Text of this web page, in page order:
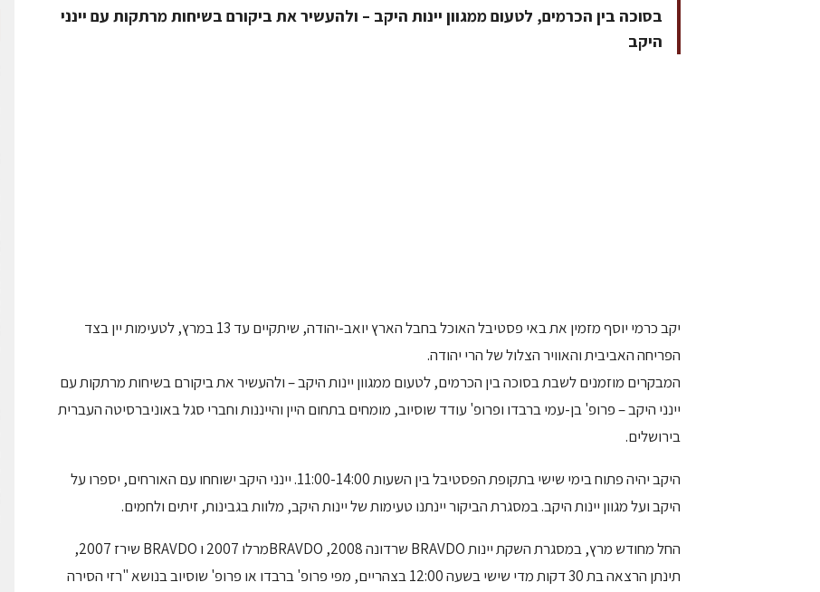
בסוכה בין הכרמים, לטעום ממגוון יינות היקב – ולהעשיר את ביקורם בשיחות מרתקות עם יינני
היקב
יקב כרמי יוסף מזמין את באי פסטיבל האוכל בחבל הארץ יואב-יהודה, שיתקיים עד
13 במרץ, לטעימות יין בצד
הפריחה האביבית והאוויר הצלול של הרי יהודה.
המבקרים מוזמנים לשבת בסוכה בין הכרמים, לטעום ממגוון יינות היקב – ולהעשיר את ביקורם בשיחות מרתקות עם
יינני היקב – פרופ' בן-עמי ברבדו ופרופ' עודד שוסיוב, מומחים בתחום היין והייננות וחברי סגל באוניברסיטה העברית
בירושלים.
היקב יהיה פתוח בימי שישי בתקופת הפסטיבל בין השעות 11:00-14:00. יינני היקב ישוחחו עם האורחים, יספרו על
היקב ועל מגוון יינות היקב. במסגרת הביקור יינתנו טעימות של יינות היקב, מלוות בגבינות, זיתים ולחמים.
החל מחודש מרץ, במסגרת השקת יינות BRAVDO שרדונה 2008, BRAVDOמרלו 2007 ו BRAVDO שירז 2007,
תינתן הרצאה בת 30 דקות מדי שישי בשעה 12:00 בצהריים, מפי פרופ' ברבדו או פרופ' שוסיוב בנושא "רזי הסירה